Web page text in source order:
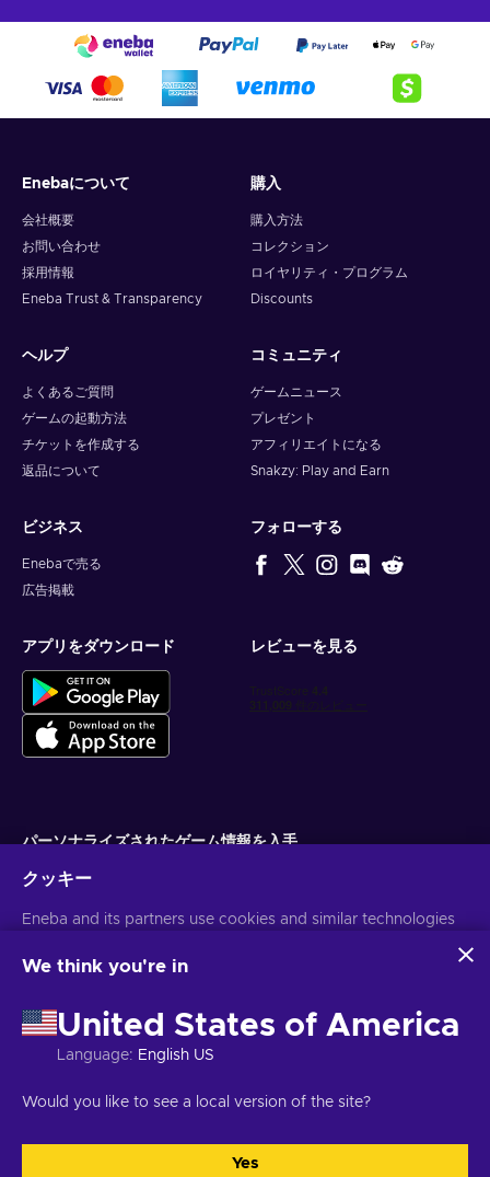
Enebaについて
会社概要
お問い合わせ
採用情報
Eneba Trust & Transparency
購入
購入方法
コレクション
ロイヤリティ・プログラム
Discounts
ヘルプ
よくあるご質問
ゲームの起動方法
チケットを作成する
返品について
コミュニティ
ゲームニュース
プレゼント
アフィリエイトになる
Snakzy: Play and Earn
ビジネス
Enebaで売る
広告掲載
フォローする
アプリをダウンロード レビューを見る
パーソナライズされたゲーム情報を入手
配信停止はいつでも可能です。詳しくは個人情報保護方針をご覧くださ
著作権 ©2026 Eneba.無断複写・転載を禁じます。 JSC "Helis play",
クッキー
Eneba and its partners use cookies and similar technologies
website. We use this information to enhance content,
may also be used for ads personalization.
By clicking 'Accept all', you consent to the use of these
technologies by Eneba and its partners. You can adjust your
For more information on how Google uses your data, see
We think you're in
United States of America
Language: English US
Would you like to see a local version of the site?
Yes